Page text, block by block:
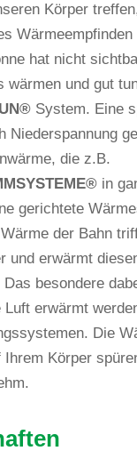
Körper
hat nicht
wärmen und gut
®System. Eine
Nie­der­span­nung
die z.B.
®in
gerich­tete
der Bahn
und erwärmt
beson­dere
Luft erwärmt
Die
Ihrem Körper